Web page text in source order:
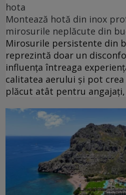
hota
Montează hotă din inox
mirosurile neplăcute din
Mirosurile persistente din
reprezintă doar un
influența întreaga
calitatea aerului și pot
plăcut atât pentru